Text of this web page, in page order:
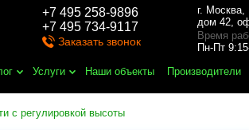
+7 495 258-9896
+7 495 734-9117
Заказать звонок
г. Москва,
дом 42,
Время
Пн-Пт
Услуги Наши объекты Производители
с регулировкой высоты